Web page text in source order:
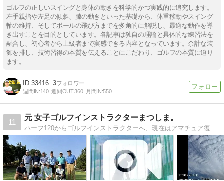
ゴルフの正しいスイングと身体の動きを科学的かつ実践的に追究します。
左手親指や左足の傾斜、膝の動きといった基礎から、体重移動やスイング
軸の維持、そしてボールの飛び方までを多角的に解説し、最適な動作を導
き出すことを目的としています。各記事は独自の理論と具体的な練習法を
融合し、初心者から上級者まで実感できる内容となっています。余計な装
飾を排し、技術習得の本質を伝えることにこだわり、ゴルフの本質に迫り
ます。
33416 3
週間IN:140 週間OUT:360 月間IN:550
11
元 女子ゴルフインストラクターまつしま。
ハーフ120からゴルフインストラクターへ、現在はアマチュア復帰し、アマチュア競技復活したまつしま。の奮闘記です。